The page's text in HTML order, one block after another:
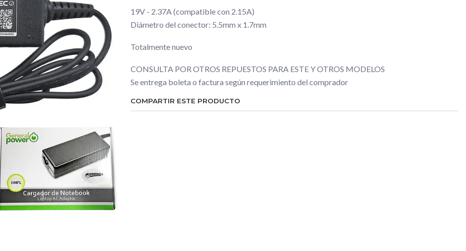
19V - 2.37A (compatible con 2.15A)
Diámetro del conector: 5.5mm x 1.7mm
Totalmente nuevo
CONSULTA POR OTROS REPUESTOS PARA ESTE Y OTROS MODELOS
Se entrega boleta o factura según requerimiento del comprador
COMPARTIR ESTE PRODUCTO